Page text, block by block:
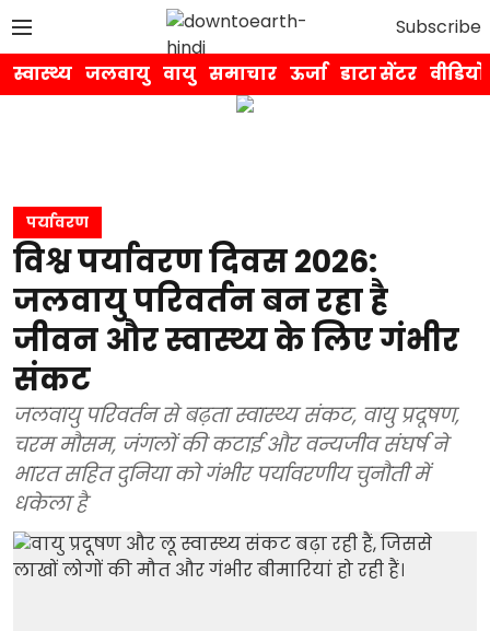
Subscribe
स्वास्थ्य जलवायु वायु समाचार ऊर्जा डाटा सेंटर वीडियो
पर्यावरण
विश्व पर्यावरण दिवस 2026:
जलवायु परिवर्तन बन रहा है
जीवन और स्वास्थ्य के लिए गंभीर
संकट
जलवायु परिवर्तन से बढ़ता स्वास्थ्य संकट, वायु प्रदूषण,
चरम मौसम, जंगलों की कटाई और वन्यजीव संघर्ष ने
भारत सहित दुनिया को गंभीर पर्यावरणीय चुनौती में
धकेला है